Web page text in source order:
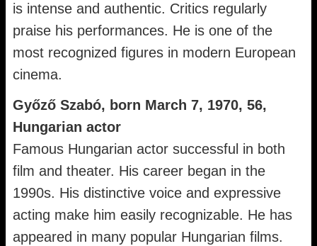
is intense and authentic. Critics regularly
praise his performances. He is one of the
most recognized figures in modern European
cinema.
Győző Szabó, born March 7, 1970, 56,
Hungarian actor
Famous Hungarian actor successful in both
film and theater. His career began in the
1990s. His distinctive voice and expressive
acting make him easily recognizable. He has
appeared in many popular Hungarian films.